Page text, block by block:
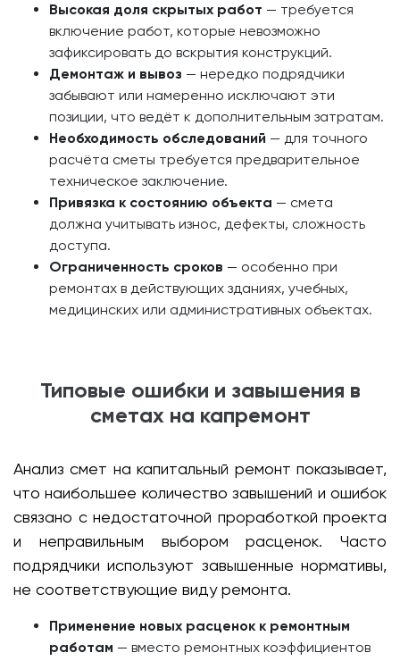
Высокая доля скрытых работ — требуется
включение работ, которые невозможно
зафиксировать до вскрытия конструкций.
Демонтаж и вывоз — нередко подрядчики
забывают или намеренно исключают эти
позиции, что ведёт к дополнительным затратам.
Необходимость обследований — для точного
расчёта сметы требуется предварительное
техническое заключение.
Привязка к состоянию объекта — смета
должна учитывать износ, дефекты, сложность
доступа.
Ограниченность сроков — особенно при
ремонтах в действующих зданиях, учебных,
медицинских или административных объектах.
Типовые ошибки и завышения в
сметах на капремонт
Анализ смет на капитальный ремонт показывает,
что наибольшее количество завышений и ошибок
связано с недостаточной проработкой проекта
и неправильным выбором расценок. Часто
подрядчики используют завышенные нормативы,
не соответствующие виду ремонта.
Применение новых расценок к ремонтным
работам — вместо ремонтных коэффициентов